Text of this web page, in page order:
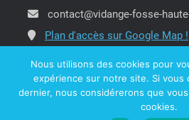
contact@vidange-fosse-
Plan d'accès sur Google Map !
Copyright @ ATR 42 Vidange Fosse
Nous utilisons des cookies pour
expérience sur notre site. Si vous
dernier, nous considérerons que
cookies.